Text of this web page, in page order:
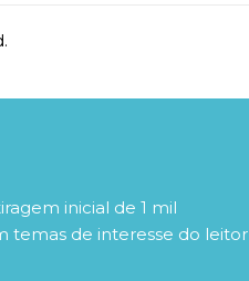
inicial de 1 mil
temas de interesse do leitor